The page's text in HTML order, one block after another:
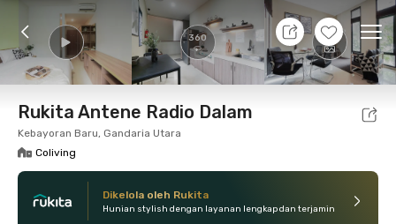
360 +16
8 Agt 26 - Belum tahu
Foto Fasilitas bersama Lokasi Kamar
Rukita Antene Radio Dalam
Kebayoran Baru, Gandaria Utara
Coliving
Dikelola oleh Rukita
Hunian stylish dengan layanan lengkap dan terjamin